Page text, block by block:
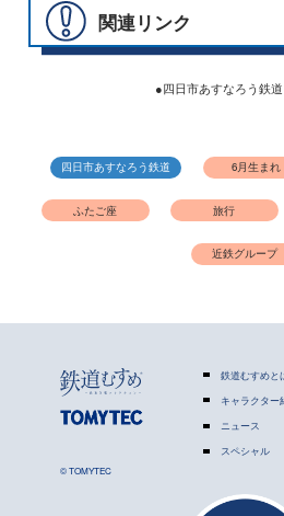
関連リンク
●四日市あすなろう鉄
四日市あすなろう鉄道 6月生まれ
ふたご座 旅行
近鉄グループ
© TOMYTEC
鉄道むすめと
キャラクター
ニュース
スペシャル